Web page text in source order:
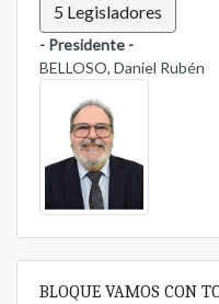
5 Legisladores
- Presidente -
BELLOSO, Daniel Rubén
BLOQUE VAMOS CON